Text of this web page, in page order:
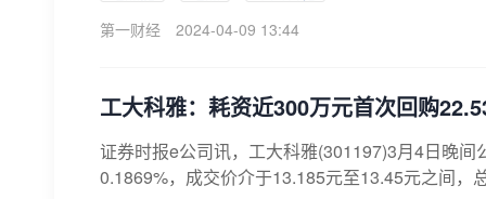
第一财经
2024-04-09 13:44
工大科雅：耗资近300万元首次回购
证券时报e公司讯，工大科雅(301197)3月4日晚
0.1869%，成交价介于13.185元至13.45元之间，